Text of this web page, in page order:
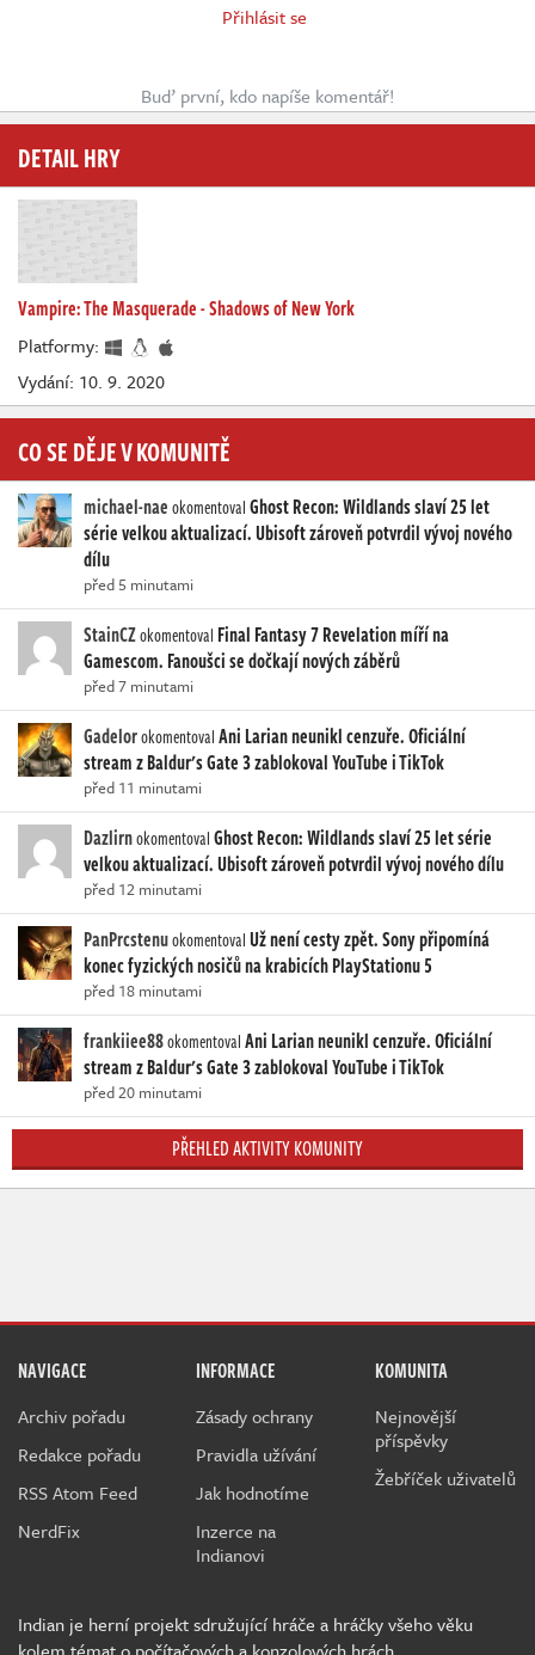
Přihlásit se
Buď první, kdo napíše komentář!
DETAIL HRY
Vampire: The Masquerade - Shadows of New York
Platformy:
Vydání: 10. 9. 2020
CO SE DĚJE V KOMUNITĚ
michael-naeokomentovalGhost Recon: Wildlands slaví 25 let
série velkou aktualizací. Ubisoft zároveň potvrdil vývoj nového
dílu
před 5 minutami
StainCZokomentoval Final Fantasy 7 Revelation míří na
Gamescom. Fanoušci se dočkají nových záběrů
před 7 minutami
GadelorokomentovalAni Larian neunikl cenzuře. Oficiální
stream z Baldur's Gate 3 zablokoval YouTube i TikTok
před 11 minutami
DazlirnokomentovalGhost Recon: Wildlands slaví 25 let série
velkou aktualizací. Ubisoft zároveň potvrdil vývoj nového dílu
před 12 minutami
PanPrcstenuokomentovalUž není cesty zpět. Sony připomíná
konec fyzických nosičů na krabicích PlayStationu 5
před 18 minutami
frankiiee88okomentovalAni Larian neunikl cenzuře. Oficiální
stream z Baldur's Gate 3 zablokoval YouTube i TikTok
před 20 minutami
PŘEHLED AKTIVITY KOMUNITY
NAVIGACE
Archiv pořadu
Redakce pořadu
RSS Atom Feed
NerdFix
INFORMACE
Zásady ochrany
Pravidla užívání
Jak hodnotíme
Inzerce na
Indianovi
KOMUNITA
Nejnovější
příspěvky
Žebříček uživatelů
Indian je herní projekt sdružující hráče a hráčky všeho věku
kolem témat o počítačových a konzolových hrách.